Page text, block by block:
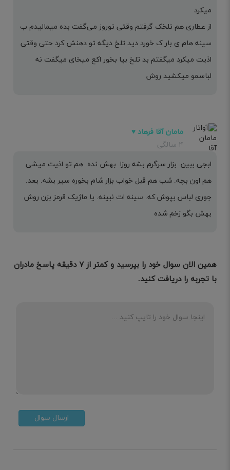
میکرد
از عطاری هم تلخک گرفتم وقتی توروز می‌گفت بده میمالیدم ب
سینه هام ی بار ک خورد دید تلخ دیگه تو دهنش کرد حتی وقتی
اذیت میکرد میگفتم بد تلخ بیا بخور اکع میخای میگفت نه
لباسمو میکشید روش
مامان آقا فرهاد ♥️
۴ سالگی
ابجی ببین. بزار سرگرم بشه روزا. بهش نده. هم تو اذیت میشی
هم اون بچه. شب هم قبل خواب بزار شام بخوره سیر بشه. بعد.
جوری لباس بپوش که. سینه ات نبینه. یا ماژیک قرمز بزن روش
بهش بگو زخم شده
همین الان سوال خود را بپرسید و کمتر از ۷ دقیقه پاسخ مادران
با تجربه را دریافت کنید.
ارسال سوال